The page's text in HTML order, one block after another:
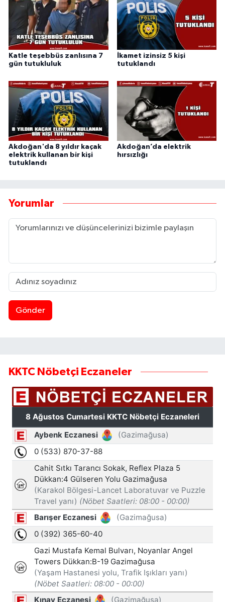
Katle teşebbüs zanlısına 7
gün tutukluluk
İkamet izinsiz 5 kişi
tutuklandı
Akdoğan'da 8 yıldır kaçak
elektrik kullanan bir kişi
tutuklandı
Akdoğan’da elektrik
hırsızlığı
Yorumlar
Gönder
KKTC Nöbetçi Eczaneler